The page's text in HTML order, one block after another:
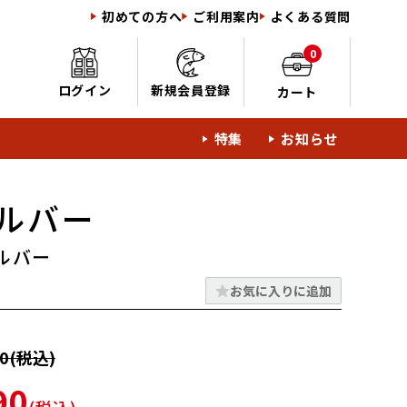
初めての方へ ご利用案内 よくある質問
ログイン 新規会員登録
0
カート
特集 お知らせ
バー
バー
お気に入りに追加
税込)